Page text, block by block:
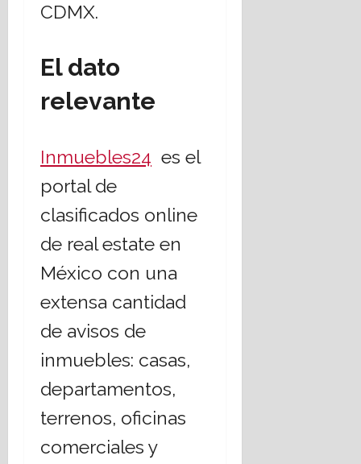
CDMX.
El dato
relevante
Inmuebles24 es el
portal de
clasificados online
de real estate en
México con una
extensa cantidad
de avisos de
inmuebles: casas,
departamentos,
terrenos, oficinas
comerciales y